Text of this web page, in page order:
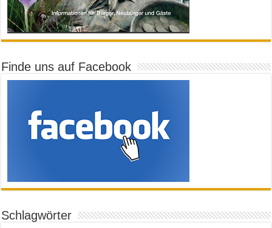
Finde uns auf Facebook
Schlagwörter